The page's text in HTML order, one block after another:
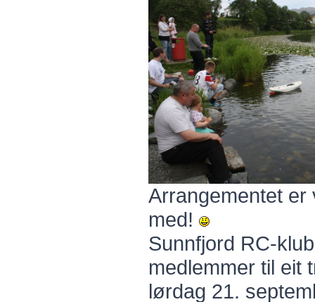
Arrangementet
med!
Sunnfjord RC-
medlemmer til eit
lørdag 21.